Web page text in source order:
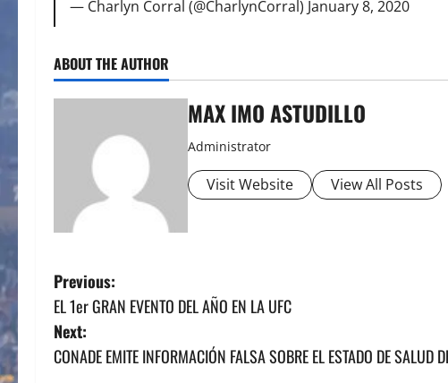
— Charlyn Corral (@CharlynCorral) January 8, 2020
ABOUT THE AUTHOR
MAX IMO ASTUDILLO
Administrator
Visit Website View All Posts
P
o
s
Previous:
EL 1er GRAN EVENTO DEL AÑO EN LA UFC
Next:
CONADE EMITE INFORMACIÓN FALSA SOBRE EL ESTADO DE SALUD